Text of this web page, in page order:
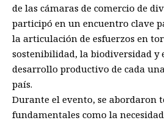
de las cámaras de comercio de
participó en un encuentro clave
la articulación de esfuerzos en
sostenibilidad, la biodiversidad y
desarrollo productivo de cada
país.
Durante el evento, se abordaron
fundamentales como la